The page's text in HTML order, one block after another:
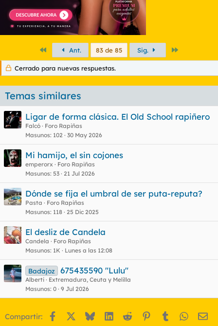
PrimeroAnt. 83 de 85 Sig.
Cerrado para nuevas respuestas.
Temas similares
Ligar de forma clásica. El Old School rapiñero
Falcó
Foro Rapiñas
Masunos 102 30 May 2026
Mi hamijo, el sin cojones
emperorx
Foro Rapiñas
Masunos 53 21 Jul 2026
Dónde se fija el umbral de ser puta-reputa?
Pasta
Foro Rapiñas
Masunos 118 25 Dic 2025
El desliz de Candela
Candela
Foro Rapiñas
Masunos 1K Lunes a las 12:08
Badajoz 675435590 "Lulu"
Alberti
Extremadura, Ceuta y Melilla
Masunos 0 9 Jul 2026
Compartir: Facebook BlueskyLinkedIn
Reddit Pinterest
Tumblr